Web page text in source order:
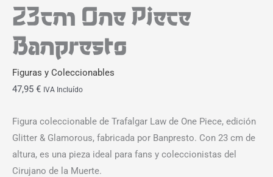
23cm One Piece
Banpresto
Figuras y Coleccionables
47,95 € IVA Incluído
Figura coleccionable de Trafalgar Law de One Piece, edición
Glitter & Glamorous, fabricada por Banpresto. Con 23 cm de
altura, es una pieza ideal para fans y coleccionistas del
Cirujano de la Muerte.